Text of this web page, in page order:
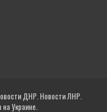
ДНР. Новости ЛНР.
Украине.